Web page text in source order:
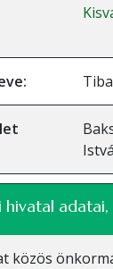
adatai,
közös